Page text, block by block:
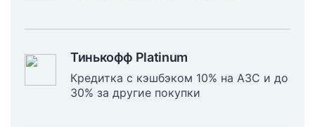
Тинькофф Platinum
Кредитка с кэшбэком 10% на АЗС и до
30% за другие покупки